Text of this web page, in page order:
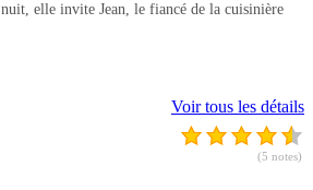
elle invite Jean, le fiancé de la cuisinière
Voir tous les détails
(5 notes)